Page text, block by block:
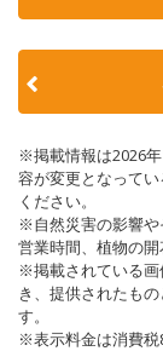
※掲載情報は2026
容が変更となって
ください。
※自然災害の影響や
営業時間、植物の開
※掲載されている画
き、提供されたも
す。
※表示料金は消費税